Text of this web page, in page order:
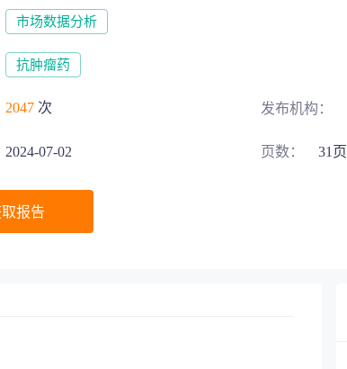
决策
体规划
市场数据分析
抗肿瘤药
2047 次 发布机构：
2024-07-02 页数： 31页
报告